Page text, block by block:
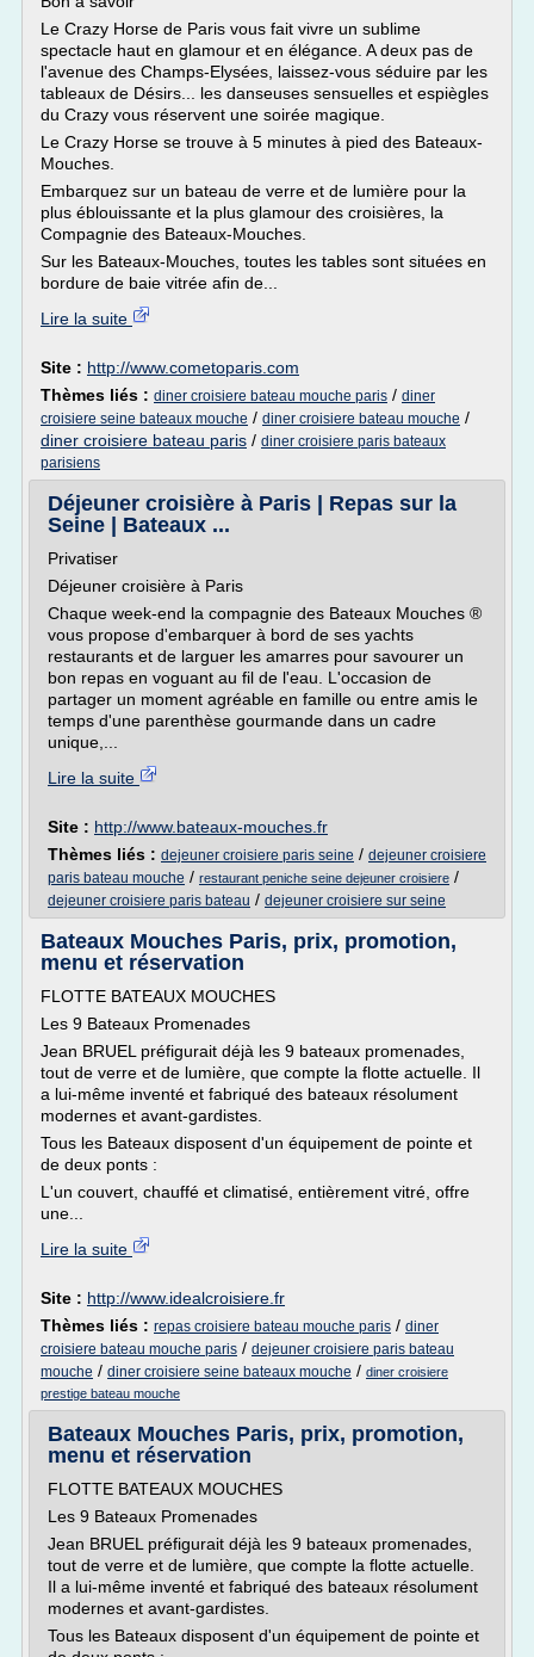
Le Crazy Horse de Paris vous fait vivre un sublime
spectacle haut en glamour et en élégance. A deux pas de
l'avenue des Champs-Elysées, laissez-vous séduire par les
tableaux de Désirs... les danseuses sensuelles et espiègles
du Crazy vous réservent une soirée magique.
Le Crazy Horse se trouve à 5 minutes à pied des Bateaux-
Mouches.
Embarquez sur un bateau de verre et de lumière pour la
plus éblouissante et la plus glamour des croisières, la
Compagnie des Bateaux-Mouches.
Sur les Bateaux-Mouches, toutes les tables sont situées en
bordure de baie vitrée afin de...
Lire la suite
Site : http://www.cometoparis.com
Thèmes liés : diner croisiere bateau mouche paris / diner
croisiere seine bateaux mouche / diner croisiere bateau mouche /
diner croisiere bateau paris / diner croisiere paris bateaux
parisiens
Déjeuner croisière à Paris | Repas sur la
Seine | Bateaux ...
Privatiser
Déjeuner croisière à Paris
Chaque week-end la compagnie des Bateaux Mouches ®
vous propose d'embarquer à bord de ses yachts
restaurants et de larguer les amarres pour savourer un
bon repas en voguant au fil de l'eau. L'occasion de
partager un moment agréable en famille ou entre amis le
temps d'une parenthèse gourmande dans un cadre
unique,...
Lire la suite
Site : http://www.bateaux-mouches.fr
Thèmes liés : dejeuner croisiere paris seine / dejeuner croisiere
paris bateau mouche / restaurant peniche seine dejeuner croisiere /
dejeuner croisiere paris bateau / dejeuner croisiere sur seine
Bateaux Mouches Paris, prix, promotion,
menu et réservation
FLOTTE BATEAUX MOUCHES
Les 9 Bateaux Promenades
Jean BRUEL préfigurait déjà les 9 bateaux promenades,
tout de verre et de lumière, que compte la flotte actuelle. Il
a lui-même inventé et fabriqué des bateaux résolument
modernes et avant-gardistes.
Tous les Bateaux disposent d'un équipement de pointe et
de deux ponts :
L'un couvert, chauffé et climatisé, entièrement vitré, offre
une...
Lire la suite
Site : http://www.idealcroisiere.fr
Thèmes liés : repas croisiere bateau mouche paris / diner
croisiere bateau mouche paris / dejeuner croisiere paris bateau
mouche / diner croisiere seine bateaux mouche / diner croisiere
prestige bateau mouche
Bateaux Mouches Paris, prix, promotion,
menu et réservation
FLOTTE BATEAUX MOUCHES
Les 9 Bateaux Promenades
Jean BRUEL préfigurait déjà les 9 bateaux promenades,
tout de verre et de lumière, que compte la flotte actuelle.
Il a lui-même inventé et fabriqué des bateaux résolument
modernes et avant-gardistes.
Tous les Bateaux disposent d'un équipement de pointe et